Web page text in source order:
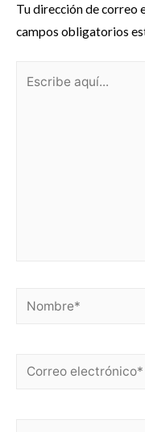
Tu dirección de correo
campos obligatorios
Nombre*
Correo